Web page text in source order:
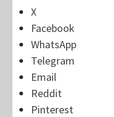
X
Facebook
WhatsApp
Telegram
Email
Reddit
Pinterest